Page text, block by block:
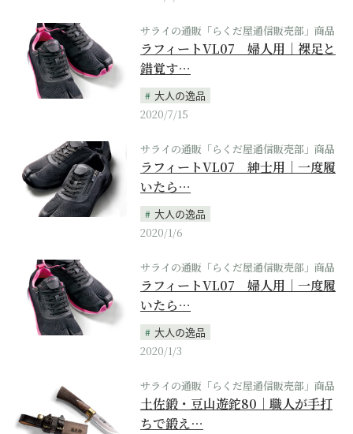
サライの通販「らくだ屋通信販売部」商品
ラフィートVL07 婦人用｜裸足と
錯覚す…
大人の逸品
2020/7/15
サライの通販「らくだ屋通信販売部」商品
ラフィートVL07 紳士用｜一度履
いたら…
大人の逸品
2020/1/6
サライの通販「らくだ屋通信販売部」商品
ラフィートVL07 婦人用｜一度履
いたら…
大人の逸品
2020/1/3
サライの通販「らくだ屋通信販売部」商品
土佐鍛・豆山遊鉈80｜職人が手打
ちで鍛え…